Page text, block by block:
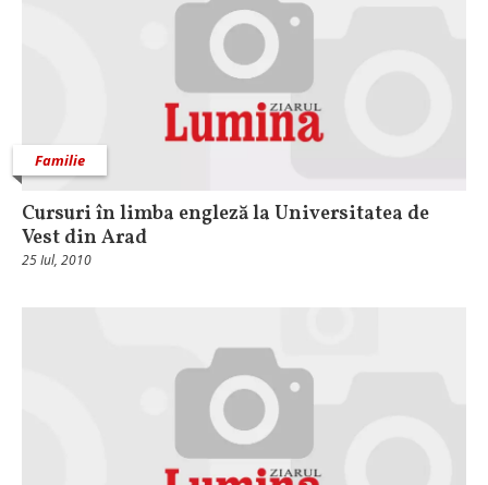
Familie
Cursuri în limba engleză la Universitatea de
Vest din Arad
25 Iul, 2010